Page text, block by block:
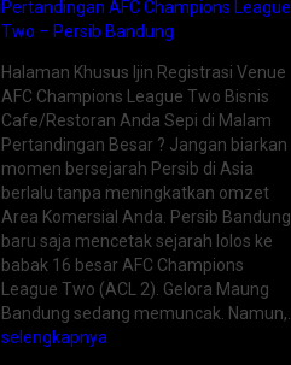
Pertandingan AFC Champions League
Two – Persib Bandung
Halaman Khusus Ijin Registrasi Venue
AFC Champions League Two Bisnis
Cafe/Restoran Anda Sepi di Malam
Pertandingan Besar ? Jangan biarkan
momen bersejarah Persib di Asia
berlalu tanpa meningkatkan omzet
Area Komersial Anda. Persib Bandung
baru saja mencetak sejarah lolos ke
babak 16 besar AFC Champions
League Two (ACL 2). Gelora Maung
Bandung sedang memuncak. Namun,…
selengkapnya